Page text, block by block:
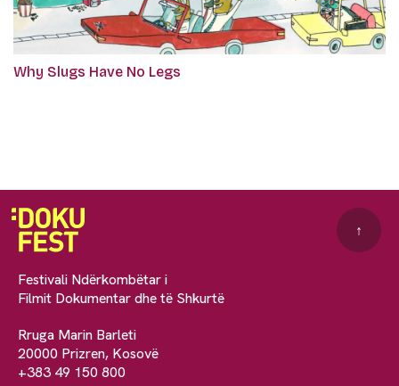
Why Slugs Have No Legs
Festivali Ndërkombëtar i
Filmit Dokumentar dhe të Shkurtë
Rruga Marin Barleti
20000 Prizren, Kosovë
+383 49 150 800
↑